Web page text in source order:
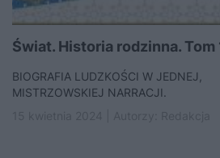
Świat. Historia rodzinna. Tom
BIOGRAFIA LUDZKOŚCI W JEDNEJ,
MISTRZOWSKIEJ NARRACJI.